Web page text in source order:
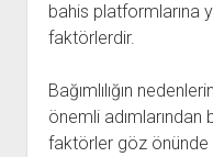
bahis platformlarına
faktörlerdir.
Bağımlılığın
önemli adımlarından
faktörler göz önünde